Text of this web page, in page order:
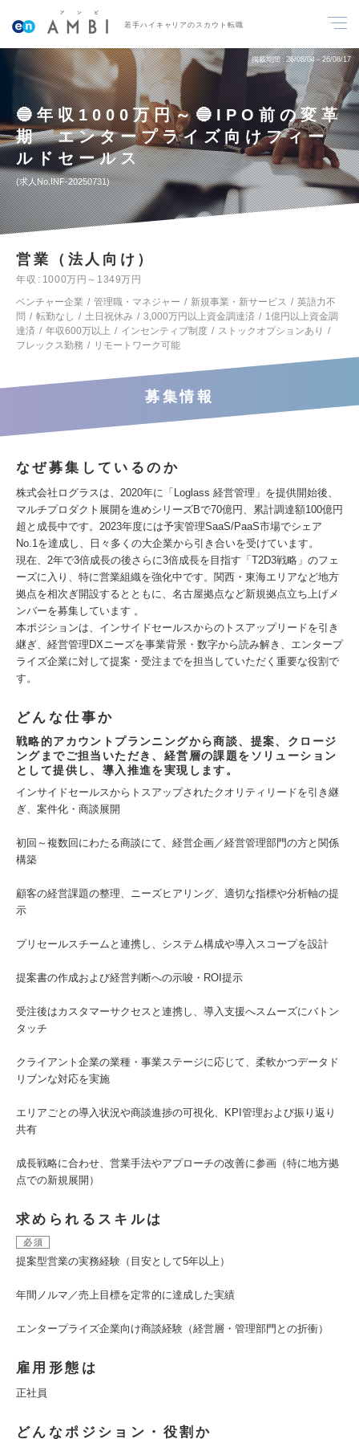
若手ハイキャリアのスカウト転職
掲載期間 26/08/04～26/08/17
🔵年収1000万円～🔵IPO前の変革
期 エンタープライズ向けフィー
ルドセールス
求人No.INF-20250731
営業（法人向け）
年収
1000万円～1349万円
ベンチャー企業
管理職・マネジャー 新規事業・新サービス
英語力不
問
転勤なし 土日祝休み 3,000万円以上資金調達済
1億円以上資金調
達済
年収600万以上 インセンティブ制度
ストックオプションあり
フレックス勤務
リモートワーク可能
募集情報
なぜ募集しているのか
株式会社ログラスは、2020年に「Loglass 経営管理」を提供開始後、
マルチプロダクト展開を進めシリーズBで70億円、累計調達額100億円
超と成長中です。2023年度には予実管理SaaS/PaaS市場でシェア
No.1を達成し、日々多くの大企業から引き合いを受けています。
現在、2年で3倍成長の後さらに3倍成長を目指す「T2D3戦略」のフェ
ーズに入り、特に営業組織を強化中です。関西・東海エリアなど地方
拠点を相次ぎ開設するとともに、名古屋拠点など新規拠点立ち上げメ
ンバーを募集しています 。
本ポジションは、インサイドセールスからのトスアップリードを引き
継ぎ、経営管理DXニーズを事業背景・数字から読み解き、エンタープ
ライズ企業に対して提案・受注までを担当していただく重要な役割で
す。
どんな仕事か
戦略的アカウントプランニングから商談、提案、クロージ
ングまでご担当いただき、経営層の課題をソリューション
として提供し、導入推進を実現します。
インサイドセールスからトスアップされたクオリティリードを引き継
ぎ、案件化・商談展開
初回～複数回にわたる商談にて、経営企画／経営管理部門の方と関係
構築
顧客の経営課題の整理、ニーズヒアリング、適切な指標や分析軸の提
示
プリセールスチームと連携し、システム構成や導入スコープを設計
提案書の作成および経営判断への示唆・ROI提示
受注後はカスタマーサクセスと連携し、導入支援へスムーズにバトン
タッチ
クライアント企業の業種・事業ステージに応じて、柔軟かつデータド
リブンな対応を実施
エリアごとの導入状況や商談進捗の可視化、KPI管理および振り返り
共有
成長戦略に合わせ、営業手法やアプローチの改善に参画（特に地方拠
点での新規展開）
求められるスキルは
必須
提案型営業の実務経験（目安として5年以上）
年間ノルマ／売上目標を定常的に達成した実績
エンタープライズ企業向け商談経験（経営層・管理部門との折衝）
雇用形態は
正社員
どんなポジション・役割か